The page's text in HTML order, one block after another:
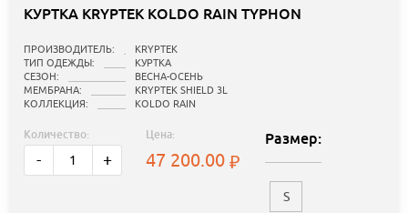
КУРТКА KRYPTEK KOLDO RAIN TYPHON
ПРОИЗВОДИТЕЛЬ:
KRYPTEK
ТИП ОДЕЖДЫ:
КУРТКА
СЕЗОН:
ВЕСНА-ОСЕНЬ
МЕМБРАНА:
KRYPTEK SHIELD 3L
КОЛЛЕКЦИЯ:
KOLDO RAIN
Количество:
- +
Цена:
47 200.00
Размер:
S